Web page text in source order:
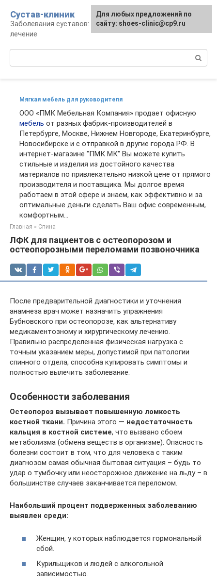
контенту
Сустав-клиник
Заболевания суставов: профилактика и
лечение
Мягкая мебель для руководителя
ООО «ПМК Мебельная Компания» продает офисную
мебель от разных фабрик-производителей в
Петербурге, Москве, Нижнем Новгороде, Екатеринбурге,
Новосибирске и с отправкой в другие города РФ. В
интернет-магазине "ПМК МК" Вы можете купить
стильные и изделия из достойного качества
материалов по привлекательно низкой цене от прямого
производителя и поставщика. Мы долгое время
работаем в этой сфере и знаем, как эффективно и за
оптимальные деньги сделать Ваш офис современным,
комфортным...
Главная » Спина
ЛФК для пациентов с остеопорозом и
остеопорозными переломами позвоночника
После предварительной диагностики и уточнения
анамнеза врач может назначить упражнения
Бубновского при остеопорозе, как альтернативу
медикаментозному и хирургическому лечению.
Правильно распределенная физическая нагрузка с
точным указанием меры, допустимой при патологии
спинного отдела, способна купировать симптомы и
полностью вылечить заболевание.
Особенности заболевания
Остеопороз вызывает повышенную ломкость
костной ткани. Причина этого — недостаточность
кальция в костной системе, что вызвано сбоем
метаболизма (обмена веществ в организме). Опасность
болезни состоит в том, что для человека с таким
диагнозом самая обычная бытовая ситуация – будь то
удар о тумбочку или неосторожное движение на льду – в
большинстве случаев заканчивается переломом.
Наибольший процент подверженных заболеванию
выявлен среди:
Женщин, у которых наблюдается гормональный
сбой.
Курильщиков и людей с алкогольной
зависимостью.
Для любых предложений по
сайту: shoes-clinic@cp9.ru